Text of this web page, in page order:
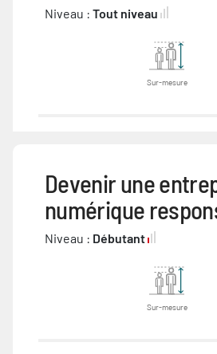
Niveau : Tout niveau
Sur-mesure
Devenir une
numérique
Niveau : Débutant
Sur-mesure